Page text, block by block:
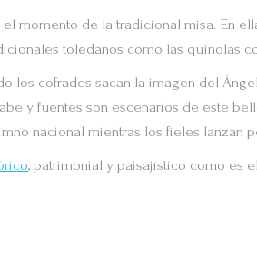
momento de la tradicional misa. En
toledanos como las quínolas
los cofrades sacan la imagen del
y fuentes son escenarios de este
nacional mientras los fieles lanzan
, patrimonial y paisajístico como es